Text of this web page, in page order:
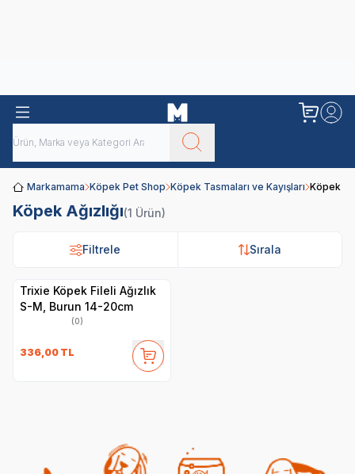
Markamama Köpek Pet Shop Köpek Tasmaları ve Kayışları Köpek
Köpek Ağızlığı(1 Ürün)
Filtrele Sırala
Filtrele Sırala
Trixie Köpek Fileli Ağızlık
S-M, Burun 14-20cm
(0)
336,00 TL